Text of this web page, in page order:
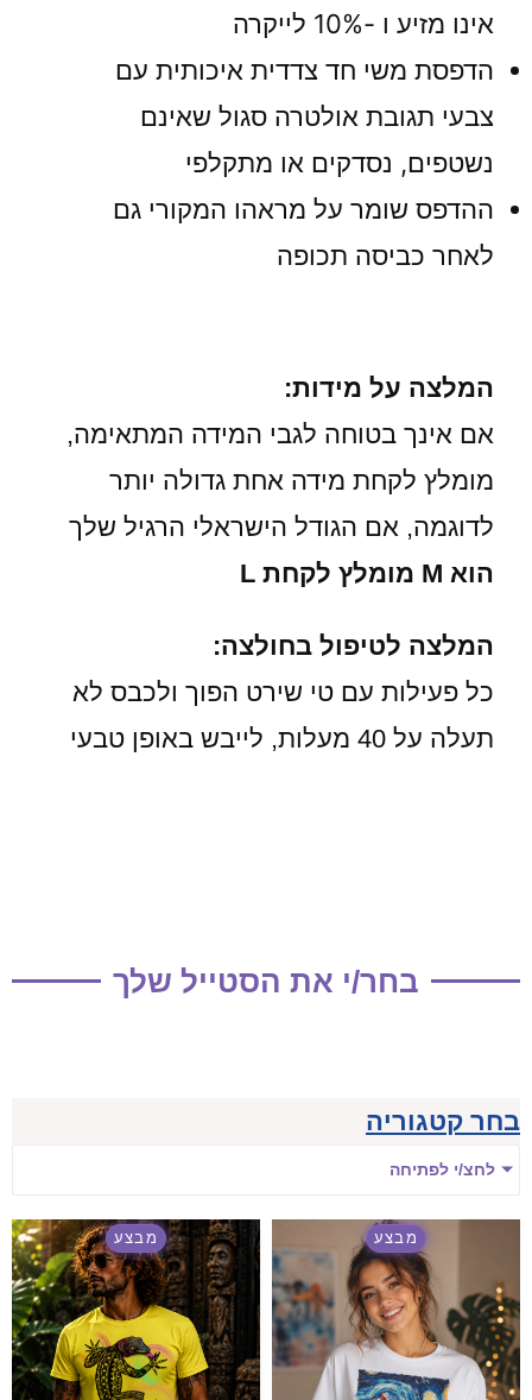
אינו מזיע ו -10% לייקרה
הדפסת משי חד צדדית איכותית עם
צבעי תגובת אולטרה סגול שאינם
נשטפים, נסדקים או מתקלפי
ההדפס שומר על מראהו המקורי גם
לאחר כביסה תכופה
המלצה על מידות:
אם אינך בטוחה לגבי המידה המתאימה,
מומלץ לקחת מידה אחת גדולה יותר
לדוגמה, אם הגודל הישראלי הרגיל שלך
הוא M מומלץ לקחת L
המלצה לטיפול בחולצה:
כל פעילות עם טי שירט הפוך ולכבס לא
תעלה על 40 מעלות, לייבש באופן טבעי
בחר/י את הסטייל שלך
בחר קטגוריה
לחצ/י לפתיחה
מבצע מבצע